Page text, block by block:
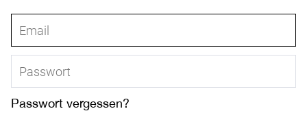
Passwort vergessen?